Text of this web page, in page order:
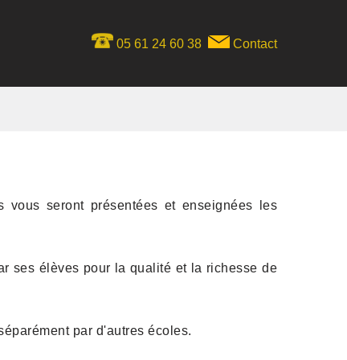
05 61 24 60 38 Contact
vous seront présentées et enseignées les
ses élèves pour la qualité et la richesse de
par d'autres écoles.